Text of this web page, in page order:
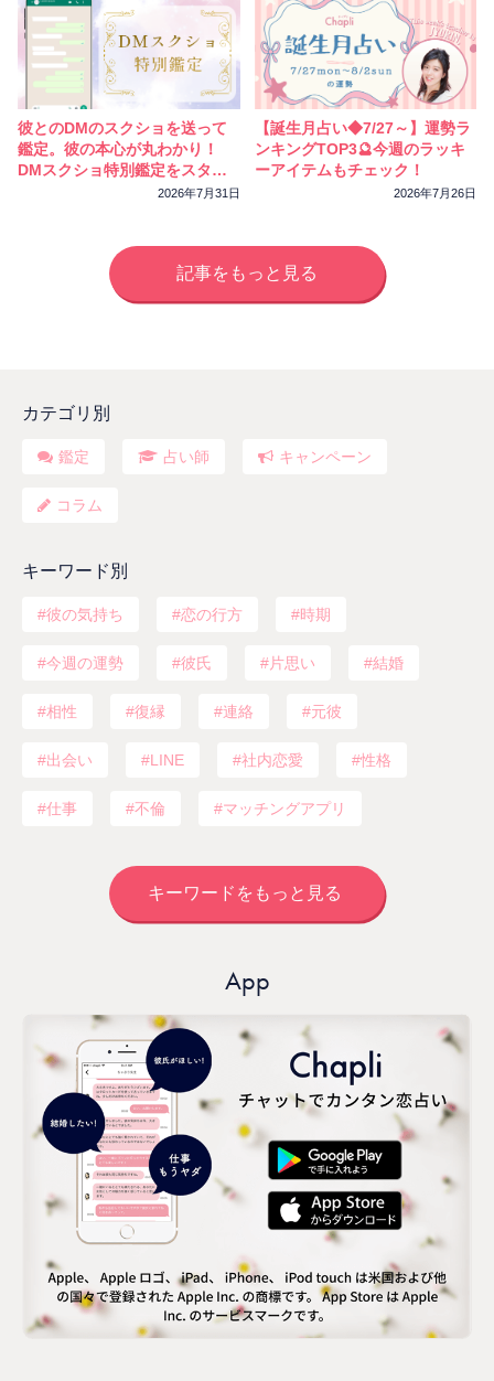
彼とのDMのスクショを送って
鑑定。彼の本心が丸わかり！
DMスクショ特別鑑定をスター
2026年7月31日
【誕生月占い◆7/27～】運勢ラ
ンキングTOP3🔮今週のラッキ
ーアイテムもチェック！
2026年7月26日
記事をもっと見る
カテゴリ別
鑑定 占い師 キャンペーン
コラム
キーワード別
彼の気持ち 恋の行方 時期
今週の運勢 彼氏 片思い 結婚
相性 復縁 連絡 元彼
出会い LINE 社内恋愛 性格
仕事 不倫 マッチングアプリ
キーワードをもっと見る
App